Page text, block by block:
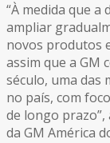
“À medida que a
ampliar
novos produtos
assim que a GM
século, uma
no país, com
de longo
da GM América